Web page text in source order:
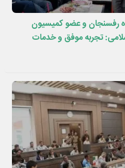
رفسنجان و عضو کمیسیون
تجربه موفق و خدمات
های مختلف از جمله کرمان،
درخشش صبانور خواهد شد